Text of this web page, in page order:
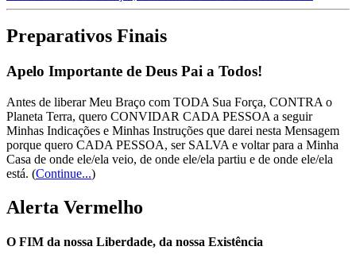
Preparativos Finais
Apelo Importante de Deus Pai a Todos!
Antes de liberar Meu Braço com TODA Sua Força, CONTRA o
Planeta Terra, quero CONVIDAR CADA PESSOA a seguir
Minhas Indicações e Minhas Instruções que darei nesta Mensagem
porque quero CADA PESSOA, ser SALVA e voltar para a Minha
Casa de onde ele/ela veio, de onde ele/ela partiu e de onde ele/ela
está. (Continue...)
Alerta Vermelho
O FIM da nossa Liberdade, da nossa Existência